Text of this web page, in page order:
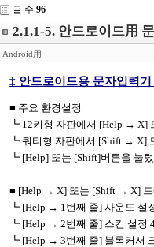
글 수 96
2.1.1-5. 안드로이드用
Android用
‡ 안드로이드용 문자입력
■ 주요 환경설정
┗ 12키형 자판에서 [Help → X]
┗ 쿼티형 자판에서 [Shift → X]
┗ [Help] 또는 [Shift]버튼을 눌
■ [Help → X] 또는 [Shift → X]
┗ [Help → 1번째 줄] 사운드 설
┗ [Help → 2번째 줄] 스킨 설정
┗ [Help → 3번째 줄] 블록커서